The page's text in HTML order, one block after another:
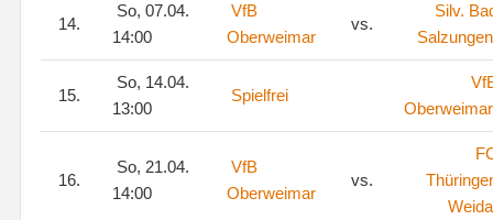
14.
So, 07.04.
14:00
VfB
Oberweimar
vs.
Silv.
Salzungen
15.
So, 14.04.
13:00
Spielfrei
Oberweimar
16.
So, 21.04.
14:00
VfB
Oberweimar
vs.
Weida